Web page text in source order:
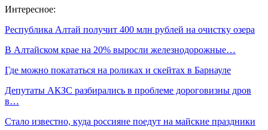
Интересное:
Республика Алтай получит 400 млн рублей на очистку озера
В Алтайском крае на 20% выросли железнодорожные…
Где можно покататься на роликах и скейтах в Барнауле
Депутаты АКЗС разбирались в проблеме дороговизны дров
в…
Стало известно, куда россияне поедут на майские праздники